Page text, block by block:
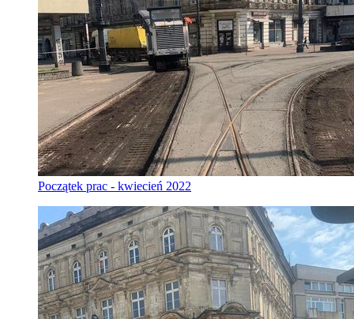
Początek prac - kwiecień 2022